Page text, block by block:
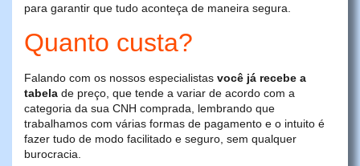
para garantir que tudo aconteça de maneira segura.
Quanto custa?
Falando com os nossos especialistas você já recebe a
tabela de preço, que tende a variar de acordo com a
categoria da sua CNH comprada, lembrando que
trabalhamos com várias formas de pagamento e o intuito é
fazer tudo de modo facilitado e seguro, sem qualquer
burocracia.